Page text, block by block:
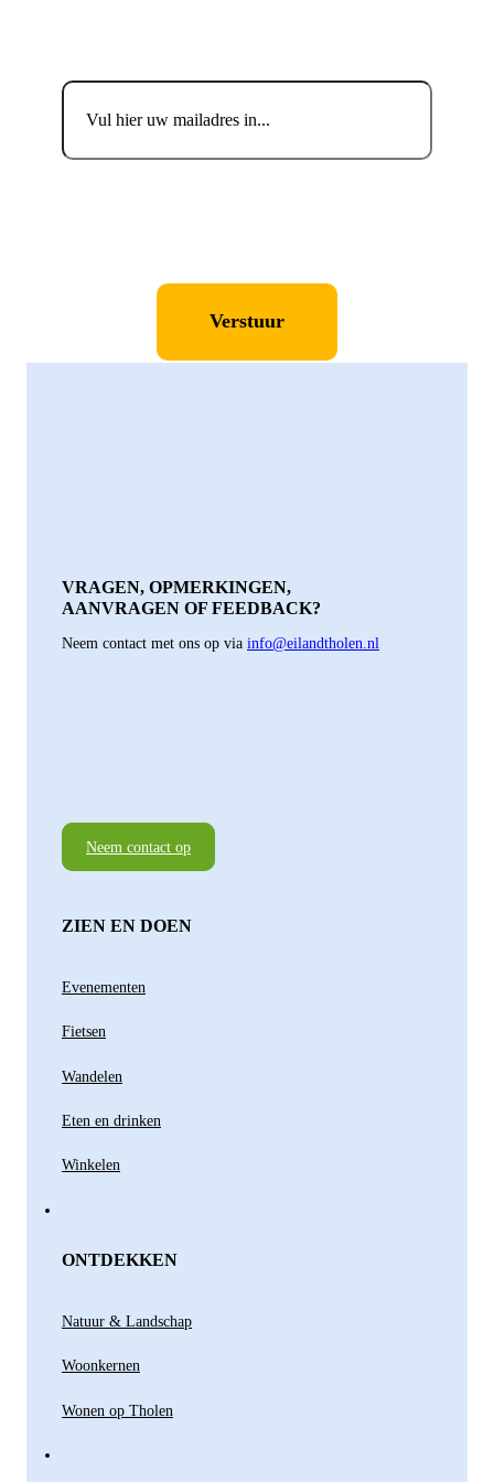
Email
VRAGEN, OPMERKINGEN,
AANVRAGEN OF FEEDBACK?
Neem contact met ons op via info@eilandtholen.nl
Neem contact op
ZIEN EN DOEN
Evenementen
Fietsen
Wandelen
Eten en drinken
Winkelen
ONTDEKKEN
Natuur & Landschap
Woonkernen
Wonen op Tholen